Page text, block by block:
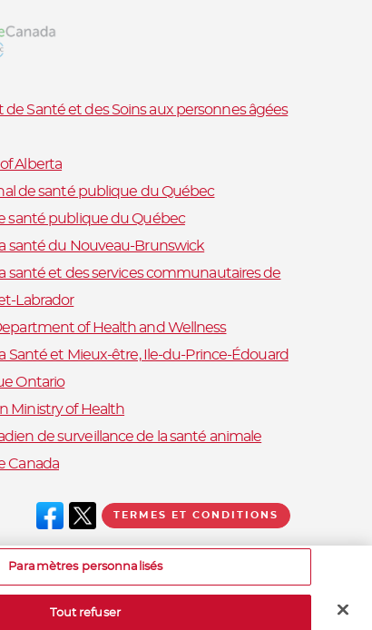
Santé et des Soins aux personnes âgées
Alberta
de santé publique du Québec
santé publique du Québec
santé du Nouveau-Brunswick
santé et des services communautaires de
Labrador
of Health and Wellness
Santé et Mieux-être, Ile-du-Prince-Édouard
Ontario
Ministry of Health
de surveillance de la santé animale
Canada
TERMES ET CONDITIONS
Paramètres personnalisés
Tout refuser